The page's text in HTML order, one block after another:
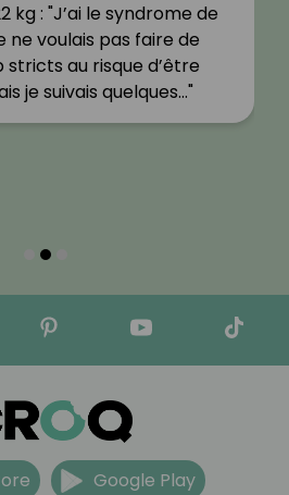
kg : "J’ai le syndrome de
ne voulais pas faire de
au risque d’être
je suivais quelques…"
Google Play